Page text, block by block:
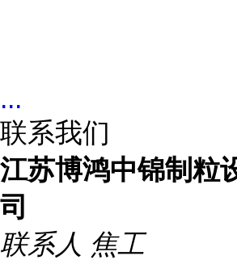
...
联系我们
江苏博鸿中锦制粒
司
联系人 焦工